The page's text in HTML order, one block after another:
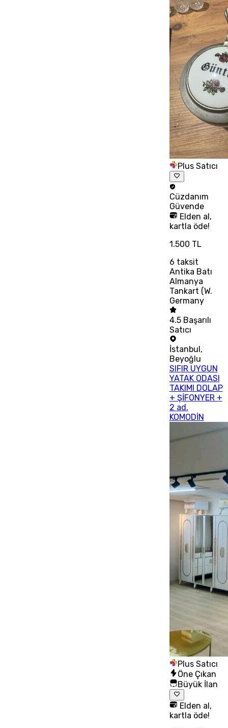
Plus Satıcı
Cüzdanım
Güvende
Elden al,
kartla öde!
1.500 TL
6 taksit
Antika Batı
Almanya
Tankart (W.
Germany
4.5 Başarılı
Satıcı
İstanbul,
Beyoğlu
SIFIR UYGUN
YATAK ODASI
TAKIMI DOLAP
+ ŞİFONYER +
2 ad.
KOMODİN
Plus Satıcı
Öne Çıkan
Büyük İlan
Elden al,
kartla öde!